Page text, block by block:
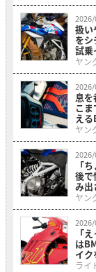
2026/
扱い
を
試乗
ヤン
息
こ
え
ヤン
「
後で
み出
【
ヤン
「
は
イ
ライ